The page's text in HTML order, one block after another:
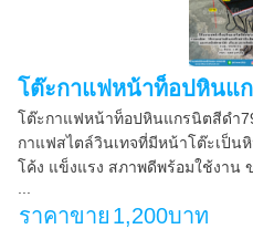
โต๊ะกาแฟหน้าท็อปหินแ
โต๊ะกาแฟหน้าท็อปหินแกรนิตสีดำ
กาแฟสไตล์วินเทจที่มีหน้าโต๊ะเป็น
โค้ง แข็งแรง สภาพดีพร้อมใช้งาน
ราคาขาย 1,200บาท